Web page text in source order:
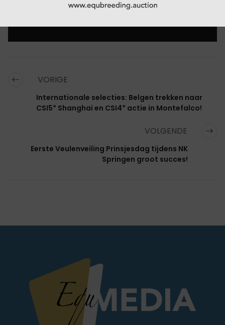
VORIGE
Internationale selecties: Belgen trekken naar
CSI5* Shanghai en CSI4* actie in Montefalco!
VOLGENDE
Eerste Veulenveiling Prinsjesdag tijdens NK
Springen groot succes!